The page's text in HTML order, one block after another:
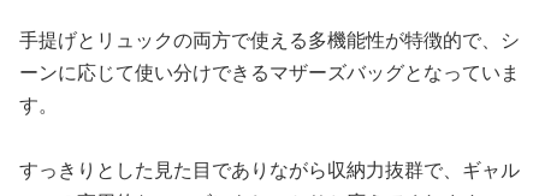
手提げとリュックの両方で使える多機能性が特徴的で、シ
ーンに応じて使い分けできるマザーズバッグとなっていま
す。
すっきりとした見た目でありながら収納力抜群で、ギャル